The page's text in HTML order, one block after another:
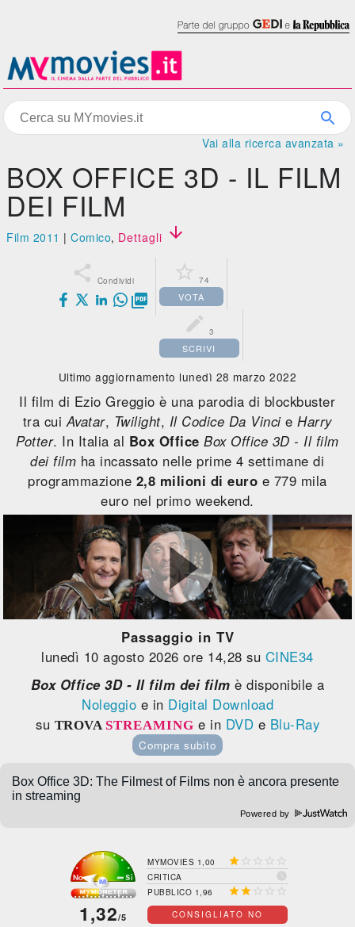
Vai alla ricerca avanzata »
BOX OFFICE 3D - IL FILM
DEI FILM
Film 2011 |Comico, Dettagli 
 Condividi

 74
VOTA
 3
SCRIVI
Ultimo aggiornamento lunedì 28 marzo 2022
Il film di Ezio Greggio è una parodia di blockbuster
tra cuiAvatar, Twilight, Il Codice Da VincieHarry
Potter. In Italia al Box Office Box Office 3D - Il film
dei film ha incassato nelle prime 4 settimane di
programmazione 2,8 milioni di euro e 779 mila
euro nel primo weekend.
Passaggio in TV
lunedì 10 agosto 2026 ore 14,28 su CINE34
Box Office 3D - Il film dei film è disponibile a
Noleggio e in Digital Download
su TROVA STREAMING e in DVD e Blu-Ray
Compra subito
Powered by
1,32/5
MYMOVIES 1,00     
CRITICA 
PUBBLICO 1,96    
CONSIGLIATO NO